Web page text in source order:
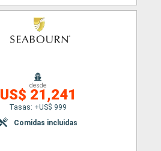
desde
US$ 21,241
Tasas: +US$ 999
Comidas incluidas